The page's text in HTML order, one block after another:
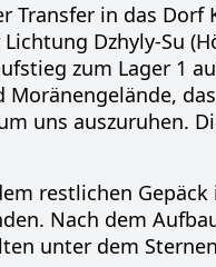
Transfer in das
Dzhyly-Su
zum Lager 1
uns auszuruhen.
restlichen
Nach dem
unter dem